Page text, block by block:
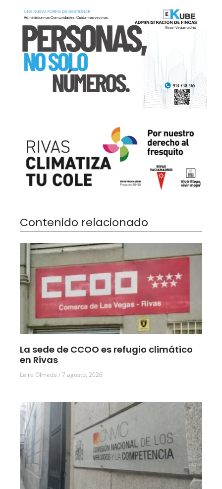
Contenido relacionado
La sede de CCOO es refugio climático
en Rivas
Leire Olmeda 7 agosto, 2026